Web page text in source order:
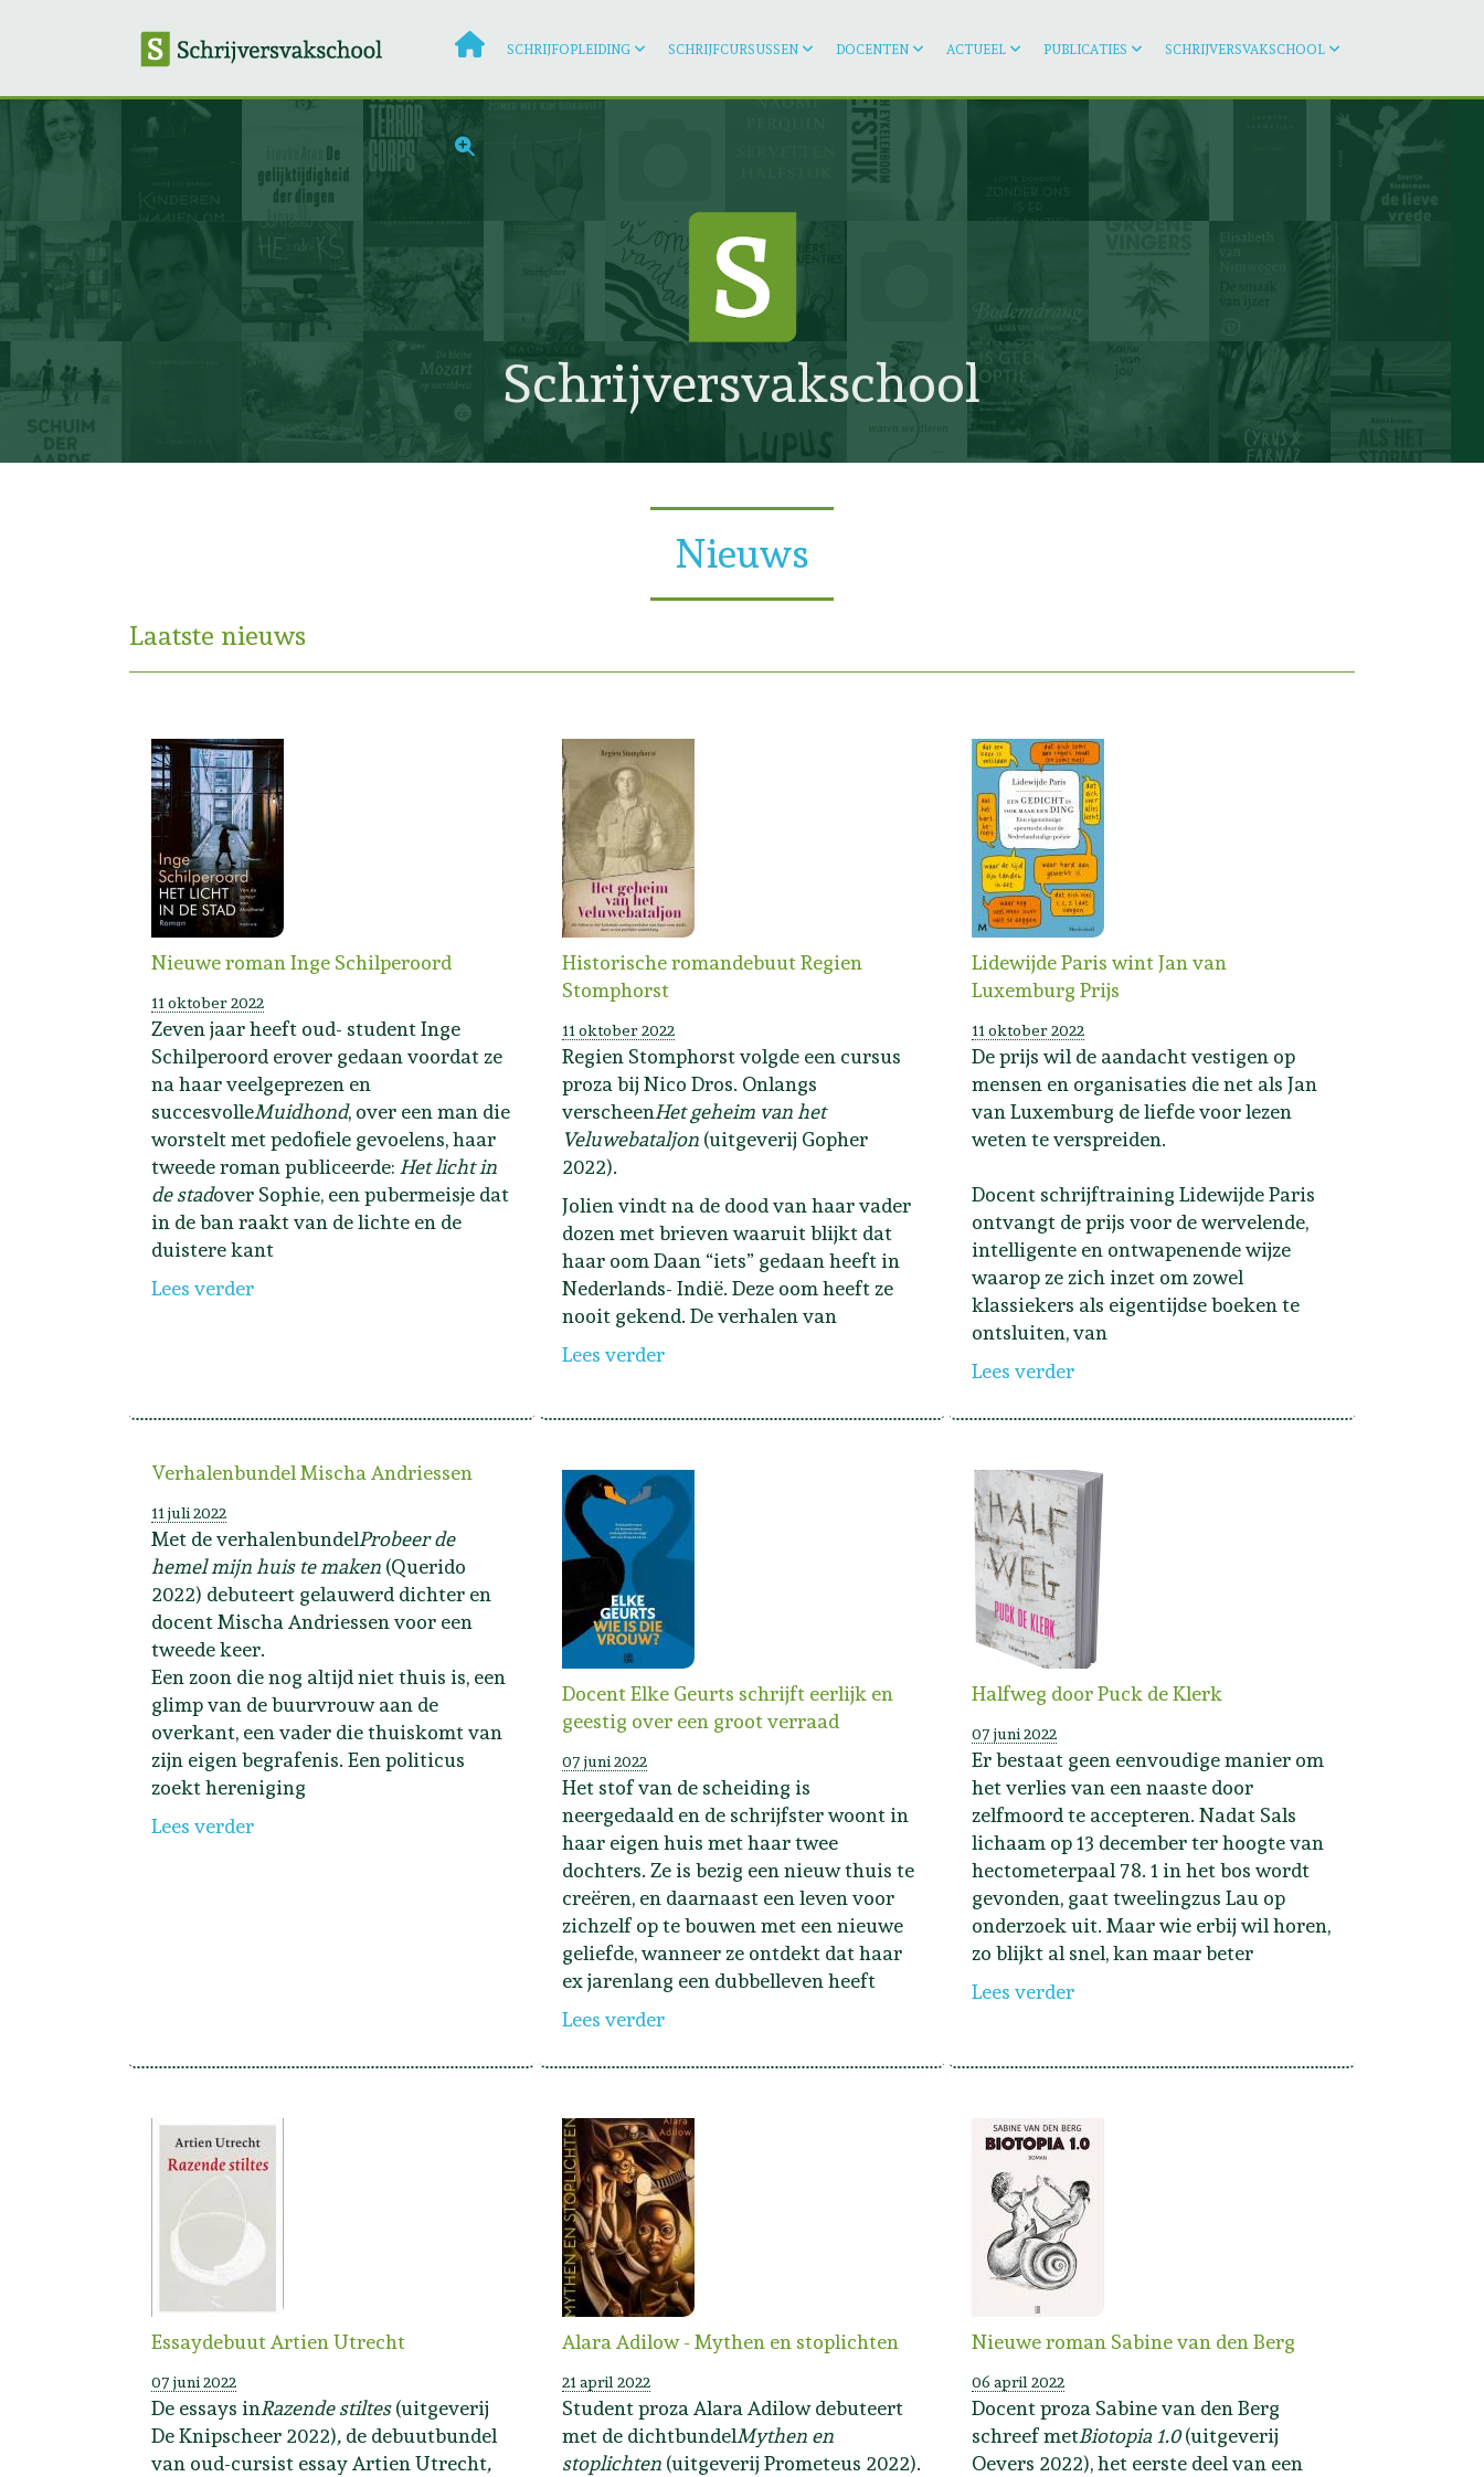
SCHRIJFOPLEIDING SCHRIJFCURSUSSEN DOCENTEN ACTUEEL PUBLICATIES SCHRIJVERSVAKSCHOOL
Schrijversvakschool
Nieuws
Laatste nieuws
Nieuwe roman Inge Schilperoord
11 oktober 2022
Zeven jaar heeft oud- student Inge
Schilperoord erover gedaan voordat ze
na haar veelgeprezen en
succesvolleMuidhond, over een man die
worstelt met pedofiele gevoelens, haar
tweede roman publiceerde: Het licht in
de stadover Sophie, een pubermeisje dat
in de ban raakt van de lichte en de
duistere kant
Lees verder
Historische romandebuut Regien
Stomphorst
11 oktober 2022
Regien Stomphorst volgde een cursus
proza bij Nico Dros. Onlangs
verscheenHet geheim van het
Veluwebataljon(uitgeverij Gopher
2022).
Jolien vindt na de dood van haar vader
dozen met brieven waaruit blijkt dat
haar oom Daan “iets” gedaan heeft in
Nederlands- Indië. Deze oom heeft ze
nooit gekend. De verhalen van
Lees verder
Lidewijde Paris wint Jan van
Luxemburg Prijs
11 oktober 2022
De prijs wil de aandacht vestigen op
mensen en organisaties die net als Jan
van Luxemburg de liefde voor lezen
weten te verspreiden.
Docent schrijftraining Lidewijde Paris
ontvangt de prijs voor de wervelende,
intelligente en ontwapenende wijze
waarop ze zich inzet om zowel
klassiekers als eigentijdse boeken te
ontsluiten, van
Lees verder
Verhalenbundel Mischa Andriessen
11 juli 2022
Met de verhalenbundelProbeer de
hemel mijn huis te maken (Querido
2022) debuteert gelauwerd dichter en
docent Mischa Andriessen voor een
tweede keer.
Een zoon die nog altijd niet thuis is, een
glimp van de buurvrouw aan de
overkant, een vader die thuiskomt van
zijn eigen begrafenis. Een politicus
zoekt hereniging
Lees verder
Docent Elke Geurts schrijft eerlijk en
geestig over een groot verraad
07 juni 2022
Het stof van de scheiding is
neergedaald en de schrijfster woont in
haar eigen huis met haar twee
dochters. Ze is bezig een nieuw thuis te
creëren, en daarnaast een leven voor
zichzelf op te bouwen met een nieuwe
geliefde, wanneer ze ontdekt dat haar
ex jarenlang een dubbelleven heeft
Lees verder
Halfweg door Puck de Klerk
07 juni 2022
Er bestaat geen eenvoudige manier om
het verlies van een naaste door
zelfmoord te accepteren. Nadat Sals
lichaam op 13 december ter hoogte van
hectometerpaal 78. 1 in het bos wordt
gevonden, gaat tweelingzus Lau op
onderzoek uit. Maar wie erbij wil horen,
zo blijkt al snel, kan maar beter
Lees verder
Essaydebuut Artien Utrecht
07 juni 2022
De essays inRazende stiltes(uitgeverij
De Knipscheer 2022), de debuutbundel
van oud-cursist essay Artien Utrecht,
Alara Adilow - Mythen en stoplichten
21 april 2022
Student proza Alara Adilow debuteert
met de dichtbundelMythen en
stoplichten(uitgeverij Prometeus 2022).
Nieuwe roman Sabine van den Berg
06 april 2022
Docent proza Sabine van den Berg
schreef metBiotopia 1.0(uitgeverij
Oevers 2022), het eerste deel van een